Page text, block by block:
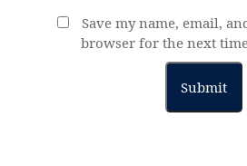
Save my name, email,
browser for the next